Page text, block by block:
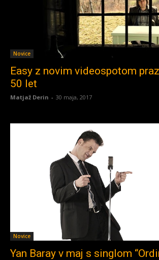
Novice
Easy z novim videospotom
50 let
Matjaž Derin - 30 maja, 2017
Novice
Yan Baray v maj s singlom